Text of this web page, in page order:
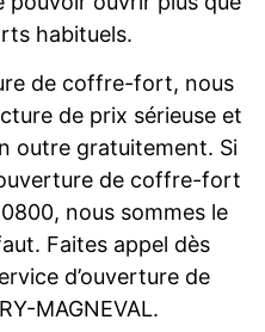
habituels.
de coffre-fort, nous
de prix sérieuse et
outre gratuitement. Si
de coffre-fort
nous sommes le
Faites appel dès
d’ouverture de
MAGNEVAL.